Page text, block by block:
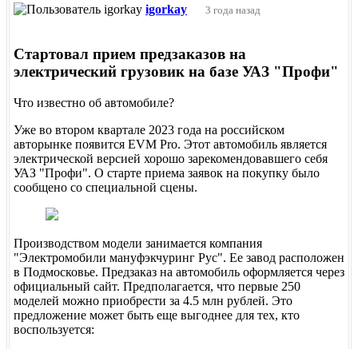
igorkay
3 года назад
Стартовал прием предзаказов на
электрический грузовик на базе УАЗ "Профи"
Что известно об автомобиле?
Уже во втором квартале 2023 года на российском
авторынке появится EVM Pro. Этот автомобиль является
электрической версией хорошо зарекомендовавшего себя
УАЗ "Профи". О старте приема заявок на покупку было
сообщено со специальной сцены.
Производством модели занимается компания
"Электромобили мануфэкчуринг Рус". Ее завод расположен
в Подмосковье. Предзаказ на автомобиль оформляется через
официальный сайт. Предполагается, что первые 250
моделей можно приобрести за 4.5 млн рублей. Это
предложение может быть еще выгоднее для тех, кто
воспользуется: